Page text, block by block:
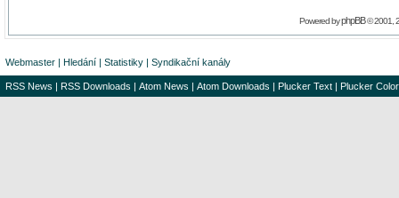
Powered byphpBB© 2001,
Webmaster | Hledání | Statistiky | Syndikační kanály
RSS News | RSS Downloads | Atom News | Atom Downloads | Plucker Text | Plucker Color